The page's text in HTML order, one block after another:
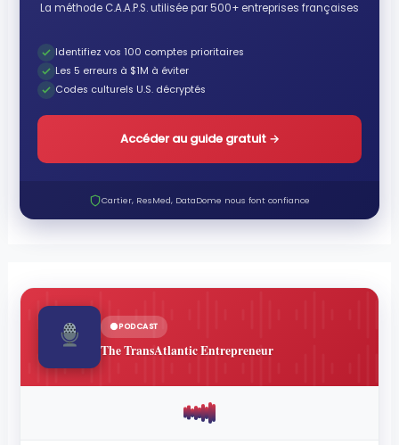
La méthode C.A.A.P.S. utilisée par 500+ entreprises françaises
Identifiez vos 100 comptes prioritaires
Les 5 erreurs à $1M à éviter
Codes culturels U.S. décryptés
Accéder au guide gratuit →
Cartier, ResMed, DataDome nous font confiance
PODCAST
The TransAtlantic Entrepreneur